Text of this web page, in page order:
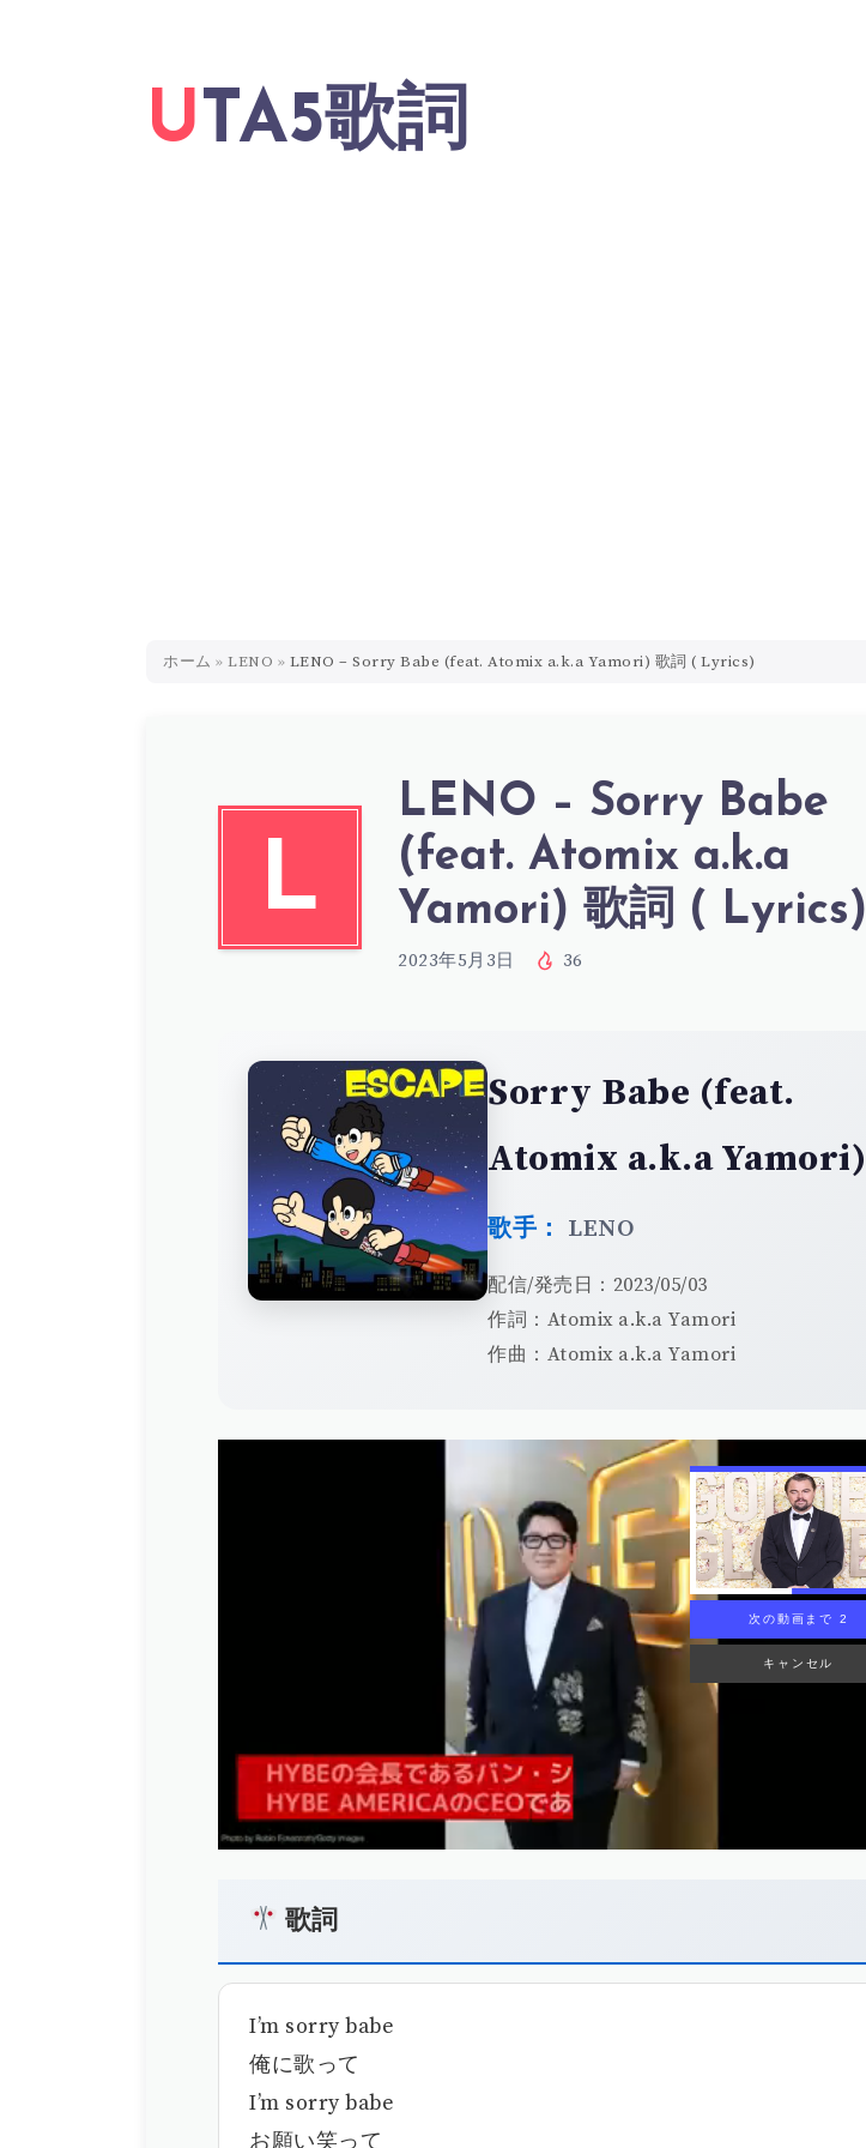
UTA5歌詞
ホーム » LENO » LENO – Sorry Babe (feat. Atomix a.k.a Yamori) 歌詞 ( Lyrics)
L
LENO – Sorry Babe
(feat. Atomix a.k.a
Yamori) 歌詞 ( Lyrics)
2023年5月3日 36
Sorry Babe (feat.
Atomix a.k.a Yamori)
歌手： LENO
配信/発売日：2023/05/03
作詞：Atomix a.k.a Yamori
作曲：Atomix a.k.a Yamori
次の動画まで 1
キャンセル
歌詞
I’m sorry babe
俺に歌って
I’m sorry babe
お願い笑って